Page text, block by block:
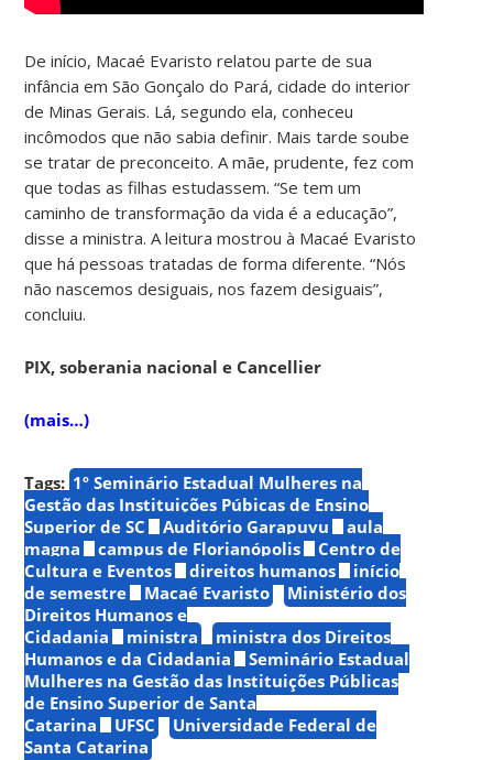
De início, Macaé Evaristo relatou parte de sua
infância em São Gonçalo do Pará, cidade do interior
de Minas Gerais. Lá, segundo ela, conheceu
incômodos que não sabia definir. Mais tarde soube
se tratar de preconceito. A mãe, prudente, fez com
que todas as filhas estudassem. “Se tem um
caminho de transformação da vida é a educação”,
disse a ministra. A leitura mostrou à Macaé Evaristo
que há pessoas tratadas de forma diferente. “Nós
não nascemos desiguais, nos fazem desiguais”,
concluiu.
PIX, soberania nacional e Cancellier
(mais…)
Tags: 1º Seminário Estadual Mulheres na
Gestão das Instituições Púbicas de Ensino
Superior de SC
Auditório Garapuvu
aula
magna
campus de Florianópolis
Centro de
Cultura e Eventos
direitos humanos
início
de semestre
Macaé Evaristo
Ministério dos
Direitos Humanos e
Cidadania
ministra
ministra dos Direitos
Humanos e da Cidadania
Seminário Estadual
Mulheres na Gestão das Instituições Públicas
de Ensino Superior de Santa
Catarina
UFSC
Universidade Federal de
Santa Catarina